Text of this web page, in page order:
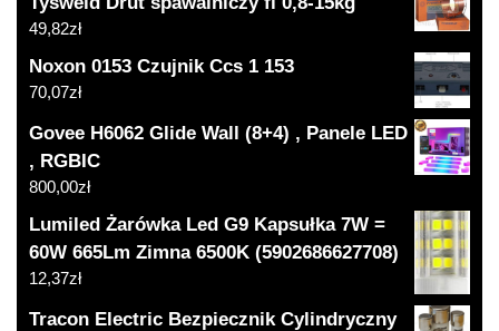
49,82zł
Noxon 0153 Czujnik Ccs 1 153
70,07zł
Govee H6062 Glide Wall (8+4) , Panele LED
, RGBIC
800,00zł
Lumiled Żarówka Led G9 Kapsułka 7W =
60W 665Lm Zimna 6500K (5902686627708)
12,37zł
Tracon Electric Bezpiecznik Cylindryczny